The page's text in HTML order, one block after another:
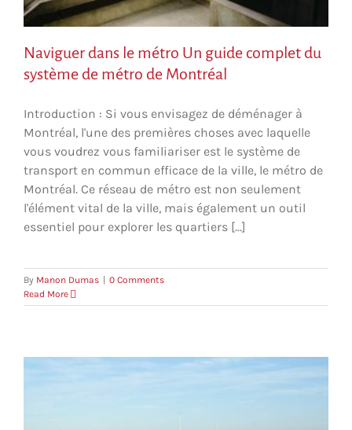
Naviguer dans le métro Un guide complet du
système de métro de Montréal
Introduction : Si vous envisagez de déménager à
Montréal, l'une des premières choses avec laquelle
vous voudrez vous familiariser est le système de
transport en commun efficace de la ville, le métro de
Montréal. Ce réseau de métro est non seulement
l'élément vital de la ville, mais également un outil
essentiel pour explorer les quartiers [...]
By Manon Dumas | 0 Comments
Read More